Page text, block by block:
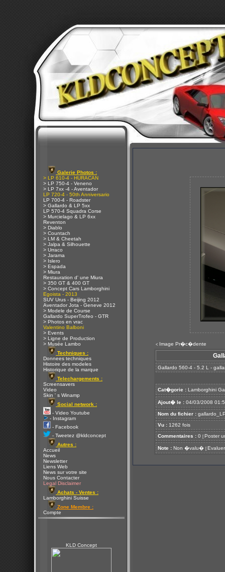
Galerie Photos :
> LP 610-4 - HURACAN
> LP 750-4 - Veneno
> LP 7xx -4 - Aventador
LP 720-4 - 50th Anniversario
LP 700-4 - Roadster
> Gallardo & LP 5xx
LP 570-4 Squadra Corse
> Murcielago & LP 6xx
Reventon
> Diablo
> Countach
> LM & Cheetah
> Jalpa & Silhouette
> Urraco
> Jarama
> Islero
> Espada
> Miura
Restauration d' une Miura
> 350 GT & 400 GT
> Concept Cars Lamborghini
Egoista - 2013
SUV Urus - Beijing 2012
Aventador Jota - Geneve 2012
> Modele de Course
Gallardo SuperTrofeo - GTR
> Photos en vrac
Valentino Balboni
> Events
> Ligne de Production
> Musée Lambo
Techniques :
Donnees techniques
Histoire des modeles
Historique de la marque
Telechargements :
Screensavers
Video
Skin ' s Winamp
Social network :
- Video Youtube
- Instagram
- Facebook
- Tweetez @kldconcept
Autres :
Accueil
News
Newsletter
Liens Web
News sur votre site
Nous Contacter
Legal Disclaimer
Achats - Ventes :
Lamborghini Suisse
Zone Membre :
Compte
KLD Concept
< Image Pr�c�dente
Gallardo 560-4 - 5.2 L -
Cat�gorie : Lamborghini
Ajout� le : 04/03/2008
Nom du fichier :
Vu : 1262 fois
Commentaires : 0 [ Poster
Note : Non �valu� [ Evaluer